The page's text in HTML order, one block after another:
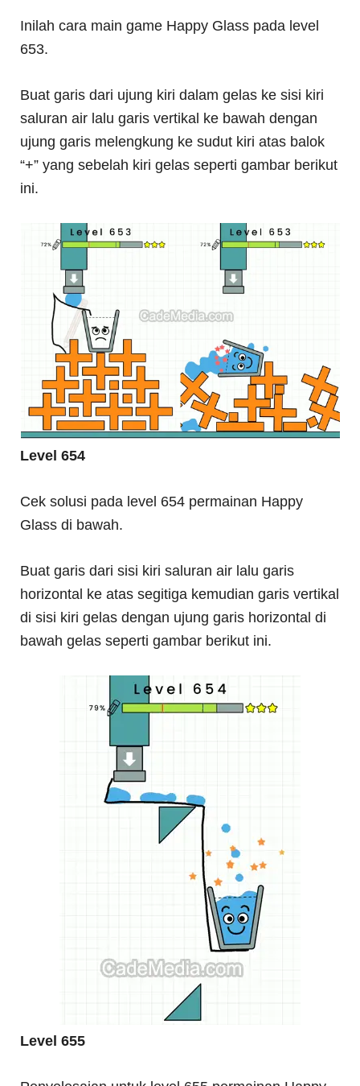
Inilah cara main game Happy Glass pada level
653.
Buat garis dari ujung kiri dalam gelas ke sisi kiri
saluran air lalu garis vertikal ke bawah dengan
ujung garis melengkung ke sudut kiri atas balok
“+” yang sebelah kiri gelas seperti gambar berikut
ini.
Level 654
Cek solusi pada level 654 permainan Happy
Glass di bawah.
Buat garis dari sisi kiri saluran air lalu garis
horizontal ke atas segitiga kemudian garis vertikal
di sisi kiri gelas dengan ujung garis horizontal di
bawah gelas seperti gambar berikut ini.
Level 655